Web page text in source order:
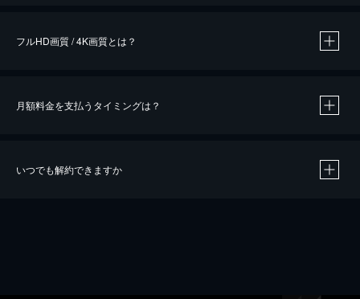
※40％ポイント還元の対象は、クレジットカード決済による作品の購入 / レンタルです。
iOSアプリのUコイン決済による作品の購入 / レンタルは、20％のポイント還元です。
フルHD画質 / 4K画質とは？
月額料金を支払うタイミングは？
いつでも解約できますか